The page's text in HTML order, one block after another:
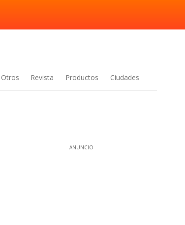
Otros Revista Productos Ciudades
ANUNCIO